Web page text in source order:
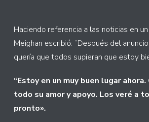
Haciendo referencia a las noticias en
Meighan escribió: “Después del
quería que todos supieran que estoy
“Estoy en un muy buen lugar
todo su amor y apoyo. Los veré a
pronto».